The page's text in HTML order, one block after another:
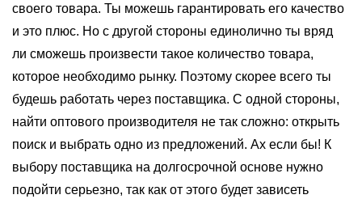
своего товара. Ты можешь гарантировать его качество
и это плюс. Но с другой стороны единолично ты вряд
ли сможешь произвести такое количество товара,
которое необходимо рынку. Поэтому скорее всего ты
будешь работать через поставщика. С одной стороны,
найти оптового производителя не так сложно: открыть
поиск и выбрать одно из предложений. Ах если бы! К
выбору поставщика на долгосрочной основе нужно
подойти серьезно, так как от этого будет зависеть